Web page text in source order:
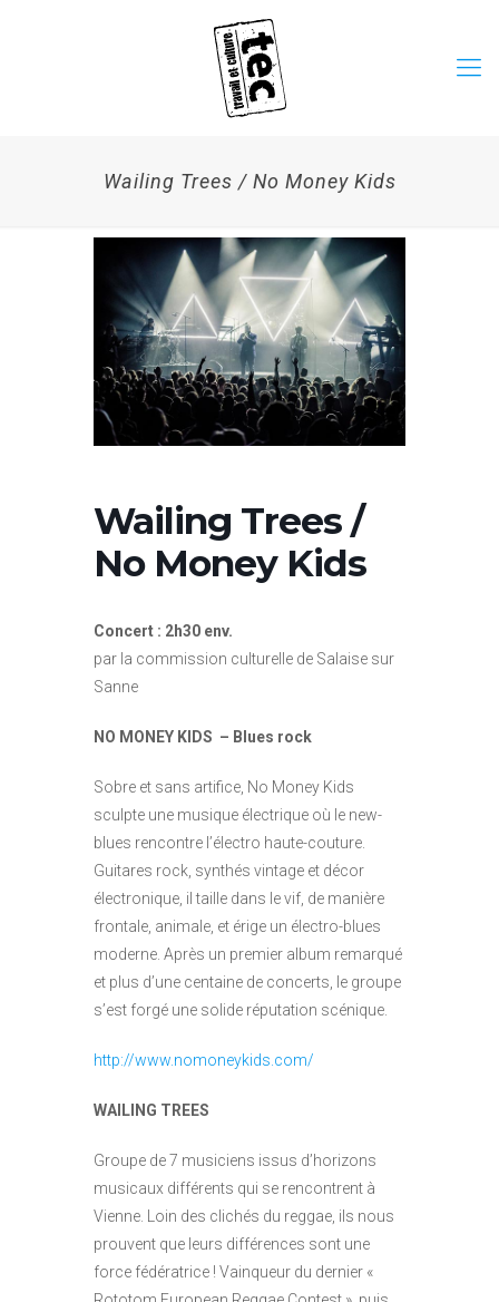
Wailing Trees / No Money Kids
Wailing Trees /
No Money Kids
Concert : 2h30 env.
par la commission culturelle de Salaise sur
Sanne
NO MONEY KIDS – Blues rock
Sobre et sans artifice, No Money Kids
sculpte une musique électrique où le new-
blues rencontre l’électro haute-couture.
Guitares rock, synthés vintage et décor
électronique, il taille dans le vif, de manière
frontale, animale, et érige un électro-blues
moderne. Après un premier album remarqué
et plus d’une centaine de concerts, le groupe
s’est forgé une solide réputation scénique.
http://www.nomoneykids.com/
WAILING TREES
Groupe de 7 musiciens issus d’horizons
musicaux différents qui se rencontrent à
Vienne. Loin des clichés du reggae, ils nous
prouvent que leurs différences sont une
force fédératrice ! Vainqueur du dernier «